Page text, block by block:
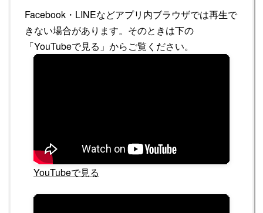
Facebook・LINEなどアプリ内ブラウザでは再生で
きない場合があります。そのときは下の
「YouTubeで見る」からご覧ください。
YouTubeで見る